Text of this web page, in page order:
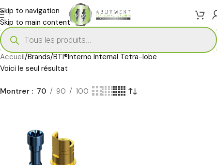
Skip to navigation
Skip to main content
Accueil Brands BTI®Interno Internal Tetra-lobe
Voici le seul résultat
Montrer 70 90 100